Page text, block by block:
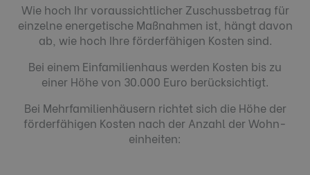
Wie hoch Ihr voraussichtlicher Zuschuss­betrag für
einzelne energe­tische Maß­nahmen ist, hängt davon
ab, wie hoch Ihre förder­fähigen Kosten sind.
Bei einem Einfamilien­haus werden Kosten bis zu
einer Höhe von 30.000 Euro berücksichtigt.
Bei Mehrfamilienhäusern richtet sich die Höhe der
förder­fähigen Kosten nach der Anzahl der Wohn­
einheiten: